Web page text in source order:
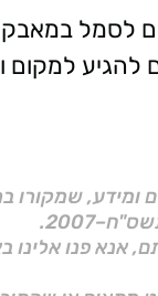
במאבק
למקום
ומידע, שמקורו
אנא פנו אלינו